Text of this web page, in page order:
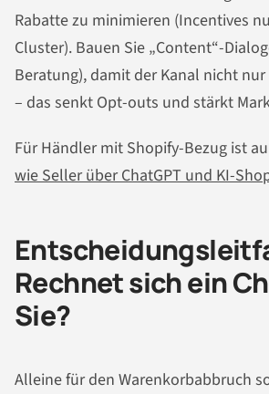
Rabatte zu minimieren (Incentives
Cluster). Bauen Sie „Content“-
Beratung), damit der Kanal nicht
– das senkt Opt-outs und stärkt
Für Händler mit Shopify-Bezug ist
wie Seller über ChatGPT und KI-
Rechnet sich ein
Sie?
Alleine für den Warenkorbabbruch